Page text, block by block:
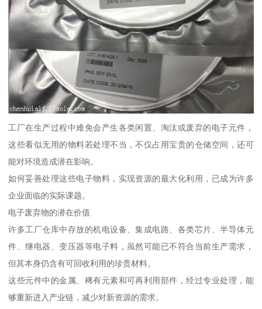
工厂在生产过程中难免会产生各类闲置、淘汰或废弃的电子元件，
这些看似无用的物料若处理不当，不仅占用宝贵的仓储空间，还可
能对环境造成潜在影响。
如何妥善处理这些电子物料，实现资源的最大化利用，已成为许多
企业面临的实际课题。
电子废弃物的潜在价值
许多工厂仓库中存放的机电设备、集成电路、各类芯片、半导体元
件、继电器、变压器等电子料，虽然可能已不符合当前生产需求，
但其本身仍含有可回收利用的珍贵材料。
这些元件中的金属、稀有元素和可再利用部件，经过专业处理，能
够重新进入产业链，减少对新资源的需求。